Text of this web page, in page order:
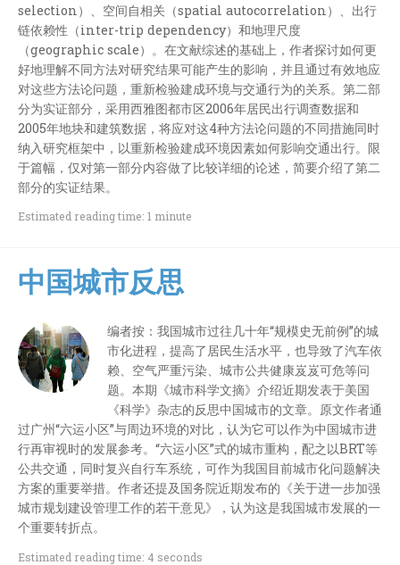
selection）、空间自相关（spatial autocorrelation）、出行
链依赖性（inter-trip dependency）和地理尺度
（geographic scale）。在文献综述的基础上，作者探讨如何更
好地理解不同方法对研究结果可能产生的影响，并且通过有效地应
对这些方法论问题，重新检验建成环境与交通行为的关系。第二部
分为实证部分，采用西雅图都市区2006年居民出行调查数据和
2005年地块和建筑数据，将应对这4种方法论问题的不同措施同时
纳入研究框架中，以重新检验建成环境因素如何影响交通出行。限
于篇幅，仅对第一部分内容做了比较详细的论述，简要介绍了第二
部分的实证结果。
Estimated reading time: 1 minute
中国城市反思
编者按：我国城市过往几十年“规模史无前例”的城
市化进程，提高了居民生活水平，也导致了汽车依
赖、空气严重污染、城市公共健康岌岌可危等问
题。本期《城市科学文摘》介绍近期发表于美国
《科学》杂志的反思中国城市的文章。原文作者通
过广州“六运小区”与周边环境的对比，认为它可以作为中国城市进
行再审视时的发展参考。“六运小区”式的城市重构，配之以BRT等
公共交通，同时复兴自行车系统，可作为我国目前城市化问题解决
方案的重要举措。作者还提及国务院近期发布的《关于进一步加强
城市规划建设管理工作的若干意见》，认为这是我国城市发展的一
个重要转折点。
Estimated reading time: 4 seconds